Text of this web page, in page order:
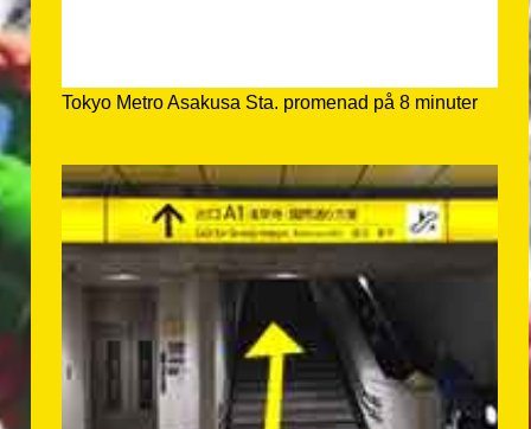
Tokyo Metro Asakusa Sta. promenad på 8 minuter